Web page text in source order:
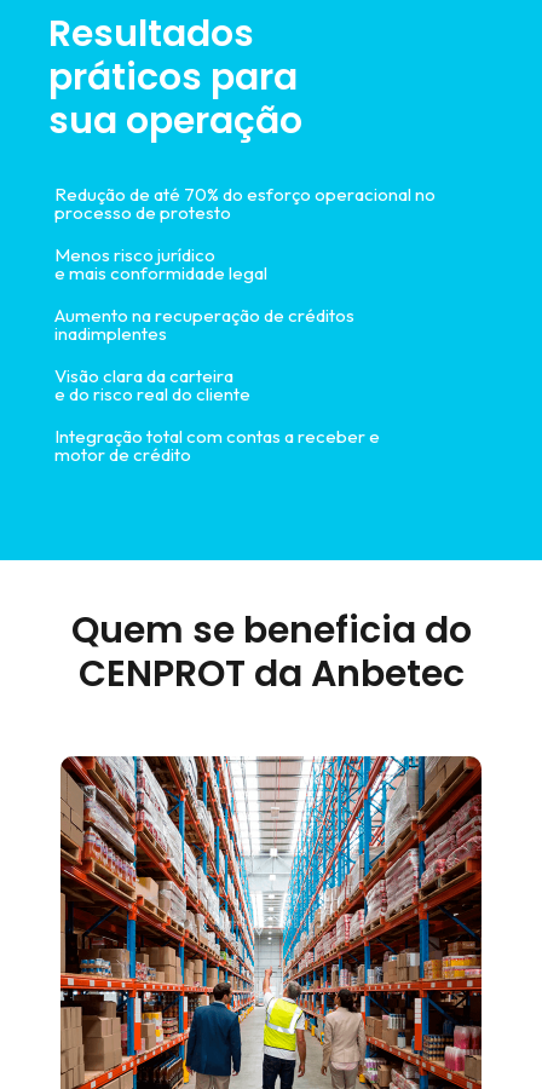
Resultados
práticos para
sua operação
Redução de até 70% do esforço operacional no
processo de protesto
Menos risco jurídico
e mais conformidade legal
Aumento na recuperação de créditos
inadimplentes
Visão clara da carteira
e do risco real do cliente
Integração total com contas a receber e
motor de crédito
Quem se beneficia do
CENPROT da Anbetec